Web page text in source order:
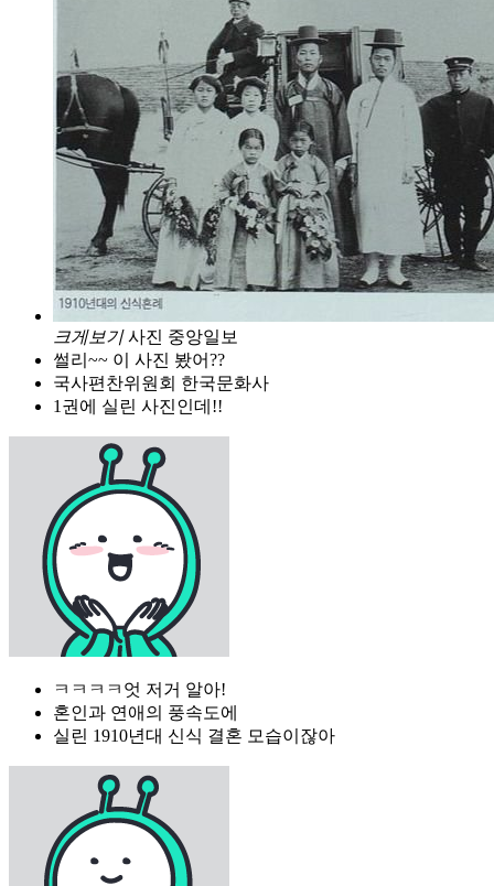
크게보기 사진 중앙일보
썰리~~ 이 사진 봤어??
국사편찬위원회 한국문화사
1권에 실린 사진인데!!
ㅋㅋㅋㅋ엇 저거 알아!
혼인과 연애의 풍속도에
실린 1910년대 신식 결혼 모습이잖아